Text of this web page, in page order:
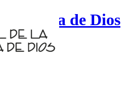
Palabra de Dios